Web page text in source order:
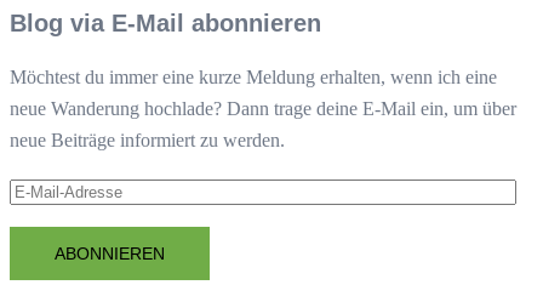
Blog via E-Mail abonnieren
Möchtest du immer eine kurze Meldung erhalten, wenn ich eine
neue Wanderung hochlade? Dann trage deine E-Mail ein, um über
neue Beiträge informiert zu werden.
E-
AdresseABONNIEREN